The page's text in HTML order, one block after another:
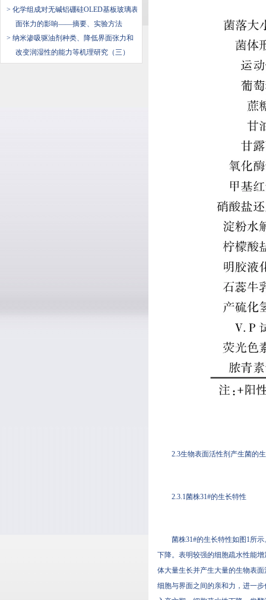
> 化学组成对无碱铝硼硅OLED基板玻璃表
面张力的影响——摘要、实验方法
> 纳米渗吸驱油剂种类、降低界面张力和
改变润湿性的能力等机理研究（三）
2.3生物表面活性剂产生菌的
2.3.1菌株31#的生长特性
菌株31#的生长特性如图1所示
下降。表明较强的细胞疏水性能
体大量生长并产生大量的生物表面
细胞与界面之间的亲和力，进一